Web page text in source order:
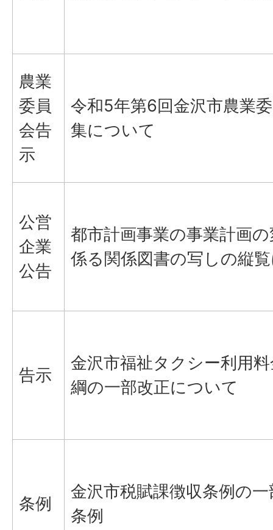
農業
委員
会告
示
令和5年第6回金沢市農業
集について
公営
企業
公告
都市計画事業の事業計画
係る関係図書の写しの縦
告示
金沢市福祉タクシー利用
綱の一部改正について
条例
金沢市税賦課徴収条例の
条例